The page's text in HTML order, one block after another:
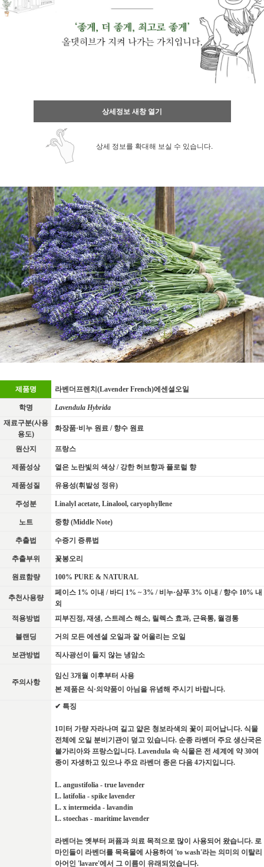
상세정보 새창 열기
상세 정보를 확대해 보실 수 있습니다.
제품명 라벤더프렌치(Lavender French)에센셜오일
학명
Lavendula Hybrida
재료구분(사용
용도)
화장품·비누 원료 / 향수 원료
원산지 프랑스
제품성상 옅은 노란빛의 색상 / 강한 허브향과 플로럴 향
제품성질 유용성(휘발성 정유)
주성분 Linalyl acetate, Linalool, caryophyllene
노트 중향 (Middle Note)
추출법 수증기 증류법
추출부위 꽃봉오리
원료함량 100% PURE & NATURAL
추천사용량
페이스 1% 이내 / 바디 1% ~ 3% / 비누·샴푸 3% 이내 / 향수 10% 내
외
적용방법
피부진정, 재생, 스트레스 해소, 릴렉스 효과, 근육통, 월경통
블랜딩 거의 모든 에센셜 오일과 잘 어울리는 오일
보관방법 직사광선이 들지 않는 냉암소
주의사항
임신 3개월 이후부터 사용
본 제품은 식·의약품이 아님을 유념해 주시기 바랍니다.
✔ 특징
1미터 가량 자라나며 길고 얇은 청보라색의 꽃이 피어납니다. 식물
전체에 오일 분비기관이 덮고 있습니다. 순종 라벤더 주요 생산국은
불가리아와 프랑스입니다. Lavendula 속 식물은 전 세계에 약 30여
종이 자생하고 있으나 주요 라벤더 종은 다음 4가지입니다.
L. angustifolia - true lavender
L. latifolia - spike lavender
L. x intermeida - lavandin
L. stoechas - maritime lavender
라벤더는 옛부터 퍼퓸과 의료 목적으로 많이 사용되어 왔습니다. 로
마인들이 라벤더를 목욕물에 사용하여 'to wash'라는 의미의 이탈리
아어인 'lavare'에서 그 이름이 유래되었습니다.